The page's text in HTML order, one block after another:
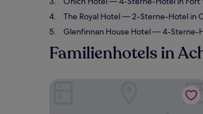
The Royal Hotel— 2-Sterne-Hotel in
Glenfinnan House Hotel— 4-Sterne-
Familienhotels in
Mingary Castle - Restaurant with